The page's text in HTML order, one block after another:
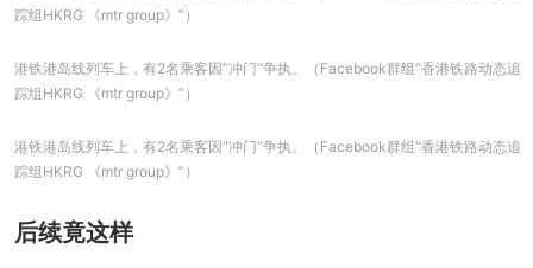
踪组HKRG 《mtr group》”）
港铁港岛线列车上，有2名乘客因“冲门”争执。（Facebook群组“香港铁路动态追
踪组HKRG 《mtr group》”）
港铁港岛线列车上，有2名乘客因“冲门”争执。（Facebook群组“香港铁路动态追
踪组HKRG 《mtr group》”）
后续竟这样